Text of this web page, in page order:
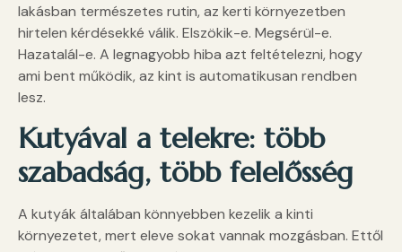
lakásban természetes rutin, az kerti környezetben
hirtelen kérdésekké válik. Elszökik-e. Megsérül-e.
Hazatalál-e. A legnagyobb hiba azt feltételezni, hogy
ami bent működik, az kint is automatikusan rendben
lesz.
Kutyával a telekre: több
szabadság, több felelősség
A kutyák általában könnyebben kezelik a kinti
környezetet, mert eleve sokat vannak mozgásban. Ettől